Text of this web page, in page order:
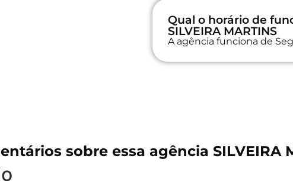
Qual o horário de
SILVEIRA MARTINS
A agência funciona de
sobre essa agência SILVEIRA